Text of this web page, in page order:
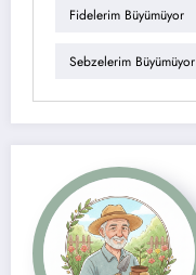
Fidelerim Büyümüyor
Sebzelerim Büyümüyor